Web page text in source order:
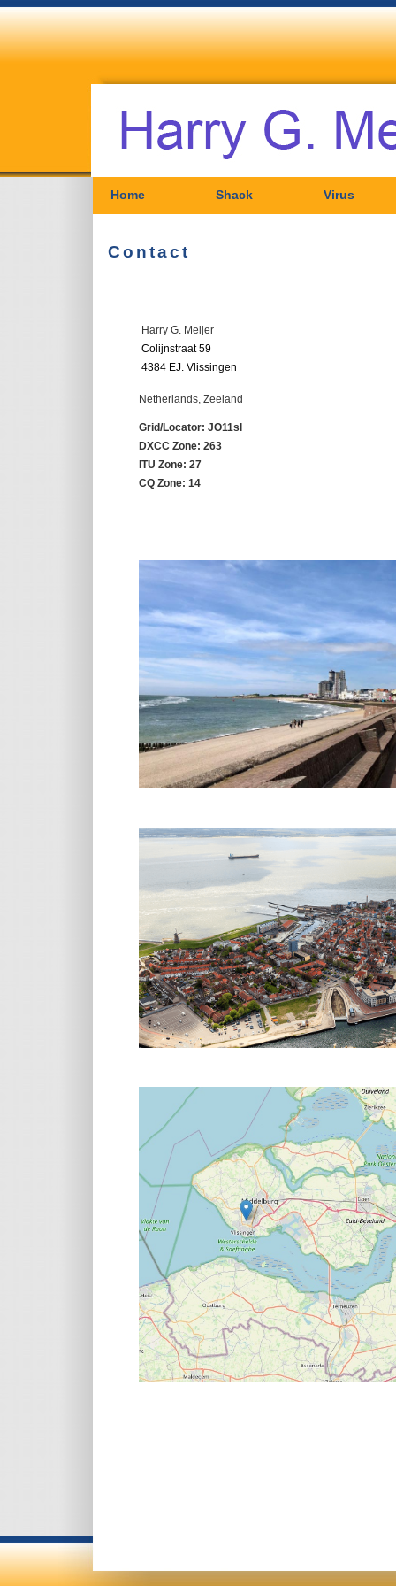
Home Shack Virus
Contact
Harry G. Meijer
Colijnstraat 59
4384 EJ. Vlissingen
Netherlands, Zeeland
Grid/Locator: JO11sl
DXCC Zone: 263
ITU Zone: 27
CQ Zone: 14